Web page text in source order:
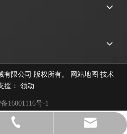
139-6265-9760
512-8366 3399
grabs.com
有限公司 版权所有。 网站地图 技术
援： 领动
16001116号-1